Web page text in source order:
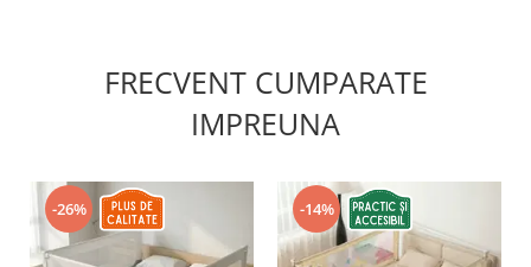
FRECVENT CUMPARATE
IMPREUNA
-26% -14%